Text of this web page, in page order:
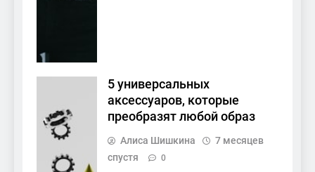
5 универсальных
аксессуаров, которые
преобразят любой образ
Алиса Шишкина
7 месяцев
спустя
0